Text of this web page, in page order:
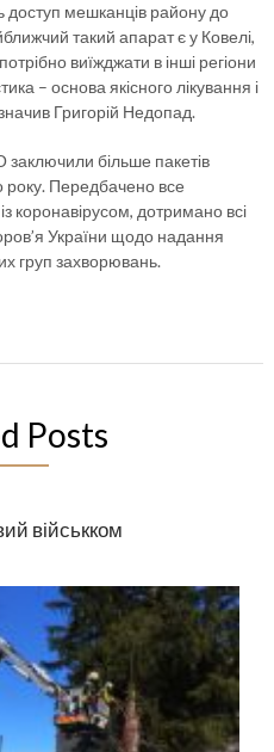
мешканців району до
такий апарат є у Ковелі,
виїжджати в інші регіони
– основа якісного лікування і
Григорій Недопад.
більше пакетів
року. Передбачено все
коронавірусом, дотримано всі
України щодо надання
груп захворювань.
Posts
військком